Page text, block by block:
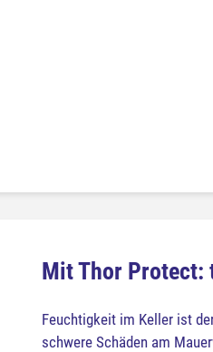
Mit Thor Protect:
Feuchtigkeit im Keller ist
schwere Schäden am